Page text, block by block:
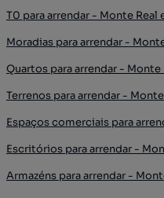
T0 para arrendar - Monte Real
Moradias para arrendar -
Quartos para arrendar - Monte
Terrenos para arrendar -
Espaços comerciais para
Escritórios para arrendar -
Armazéns para arrendar -